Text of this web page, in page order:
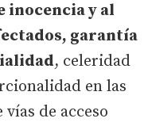
inocencia y al
garantía
, celeridad
en las
de acceso